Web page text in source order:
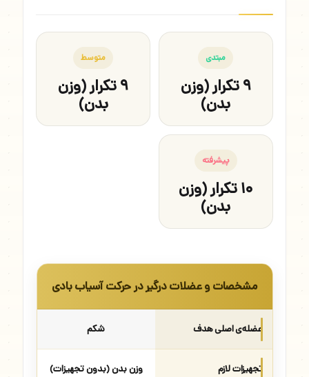
مبتدی
۹ تکرار (وزن
بدن)
متوسط
۹ تکرار (وزن
بدن)
پیشرفته
۱۰ تکرار (وزن
بدن)
مشخصات و عضلات درگیر در حرکت آسیاب بادی
عضله‌ی اصلی هدف شکم
تجهیزات لازم وزن بدن (بدون تجهیزات)